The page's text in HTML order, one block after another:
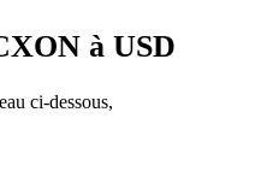
à USD
ci-dessous,